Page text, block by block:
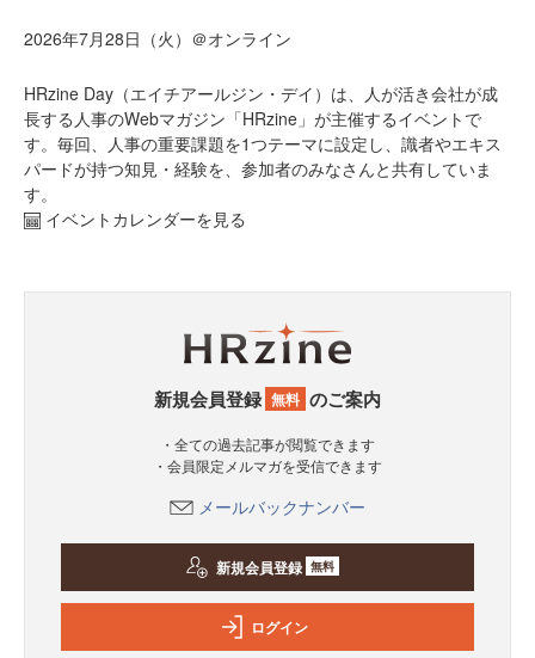
2026年7月28日（火）＠オンライン
HRzine Day（エイチアールジン・デイ）は、人が活き会社が成
長する人事のWebマガジン「HRzine」が主催するイベントで
す。毎回、人事の重要課題を1つテーマに設定し、識者やエキス
パードが持つ知見・経験を、参加者のみなさんと共有していま
す。
イベントカレンダーを見る
新規会員登録 無料 のご案内
・全ての過去記事が閲覧できます
・会員限定メルマガを受信できます
メールバックナンバー
新規会員登録 無料
ログイン